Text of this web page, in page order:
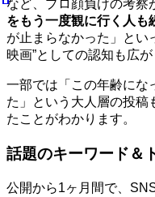
など、プロ顔負けの考察
をもう一度観に行く人も
が止まらなかった」とい
映画”としての認知も広が
一部では「この年齢にな
た」という大人層の投稿
たことがわかります。
話題のキーワード＆
公開から1ヶ月間で、